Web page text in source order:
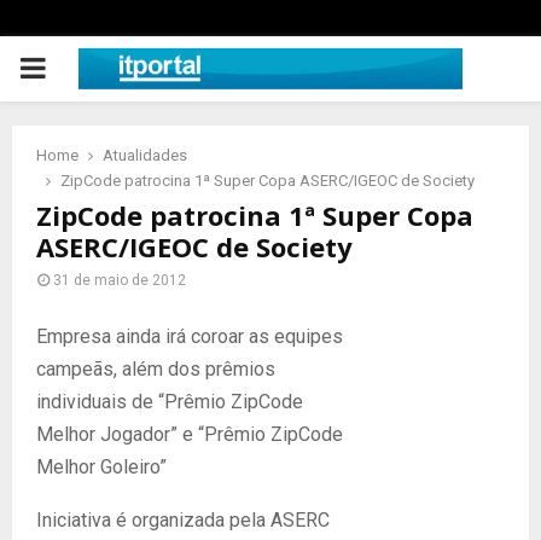
PRIMARY
Home
Atualidades
ZipCode patrocina 1ª Super Copa ASERC/IGEOC de Society
ZipCode patrocina 1ª Super Copa
ASERC/IGEOC de Society
31 de maio de 2012
Empresa ainda irá coroar as equipes
campeãs, além dos prêmios
individuais de “Prêmio ZipCode
Melhor Jogador” e “Prêmio ZipCode
Melhor Goleiro”
Iniciativa é organizada pela ASERC